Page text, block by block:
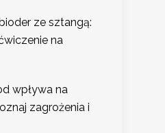
ze sztangą:
na
wpływa na
zagrożenia i